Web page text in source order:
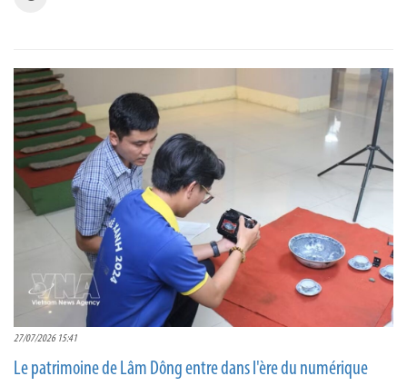
27/07/2026 15:41
Le patrimoine de Lâm Dông entre dans l'ère du numérique